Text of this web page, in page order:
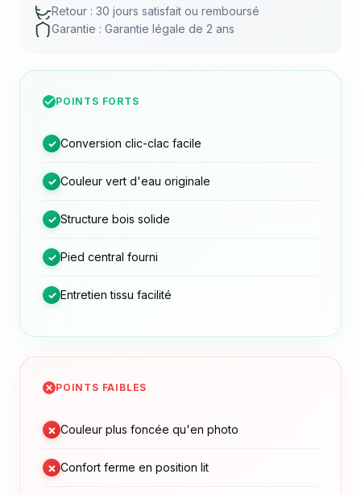
Retour : 30 jours satisfait ou remboursé
Garantie : Garantie légale de 2 ans
POINTS FORTS
✓ Conversion clic-clac facile
✓ Couleur vert d'eau originale
✓ Structure bois solide
✓ Pied central fourni
✓ Entretien tissu facilité
POINTS FAIBLES
× Couleur plus foncée qu'en photo
× Confort ferme en position lit